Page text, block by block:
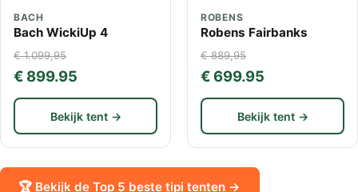
BACH
Bach WickiUp 4
€ 1.099,95
€ 899.95
Bekijk tent →
ROBENS
Robens Fairbanks
€ 889,95
€ 699.95
Bekijk tent →
🏆 Bekijk de Top 5 beste tipi tenten →